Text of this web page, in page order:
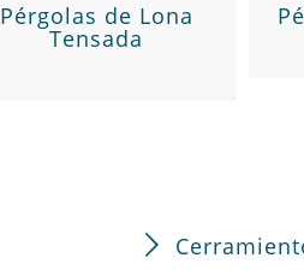
Pérgolas de Lona
Tensada